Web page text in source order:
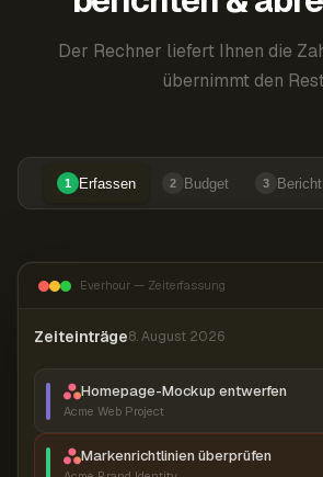
Der Rechner liefert Ihnen die
übernimmt den
1 Erfassen 2 Budget 3 Bericht
Everhour — Zeiterfassung
Zeiteinträge8. August 2026
Homepage-Mockup entwerfen
Acme Web Project
Markenrichtlinien überprüfen